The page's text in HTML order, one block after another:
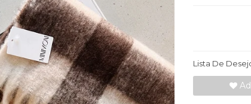
Lista De